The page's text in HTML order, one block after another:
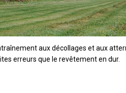
aux décollages et aux
erreurs que le revêtement en dur.